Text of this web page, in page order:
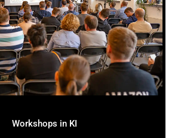
kannst du experimentelle
testen, die aus der Hand oft schwer
Ob extreme Bodenaufnahmen,
Perspektiven oder Aufnahmen aus
Stativhilft dir, deineKamerain jeder
zu fixieren. Besonders flexible
die Möglichkeit, auch
kreative Blickwinkel
eröffnet.
Workshops in KI